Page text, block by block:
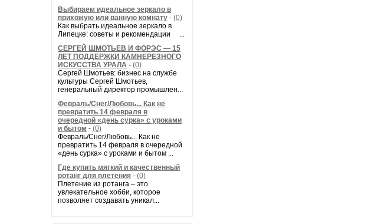
Выбираем идеальное зеркало в
прихожую или ванную комнату - (0)
Как выбрать идеальное зеркало в
Липецке: советы и рекомендации ...
СЕРГЕЙ ШМОТЬЕВ И ФОРЭС — 15
ЛЕТ ПОДДЕРЖКИ КАМНЕРЕЗНОГО
ИСКУССТВА УРАЛА - (0)
Сергей Шмотьев: бизнес на службе
культуры Сергей Шмотьев,
генеральный директор промышлен...
Февраль/Снег/Любовь... Как не
превратить 14 февраля в
очередной «день сурка» с уроками
и бытом - (0)
Февраль/Снег/Любовь... Как не
превратить 14 февраля в очередной
«день сурка» с уроками и бытом ...
Где купить мягкий и качественный
ротанг для плетения - (0)
Плетение из ротанга – это
увлекательное хобби, которое
позволяет создавать уникал...